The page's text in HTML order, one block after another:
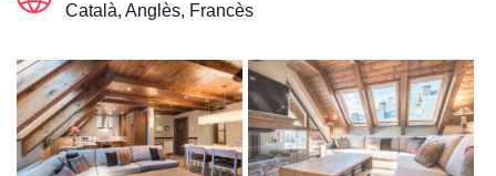
Català, Anglès, Francès